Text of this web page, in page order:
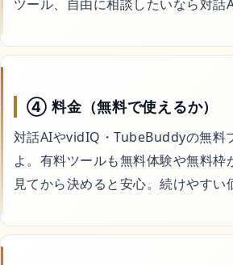
ツール、自由に相談したいなら対話
④ 料金（無料で使えるか）
対話AIやvidIQ・TubeBuddyの無料
よ。有料ツールも無料体験や無料枠
見てから決めると安心。続けやすい